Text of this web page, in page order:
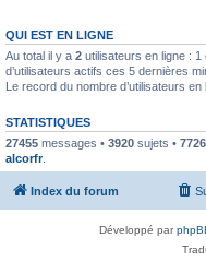
QUI EST EN LIGNE
Au total il y a 2 utilisateurs en ligne : 1
d’utilisateurs actifs ces 5 dernières
Le record du nombre d’utilisateurs en
STATISTIQUES
27455 messages • 3920 sujets • 7726
alcorfr.
Index du forum
Développé par